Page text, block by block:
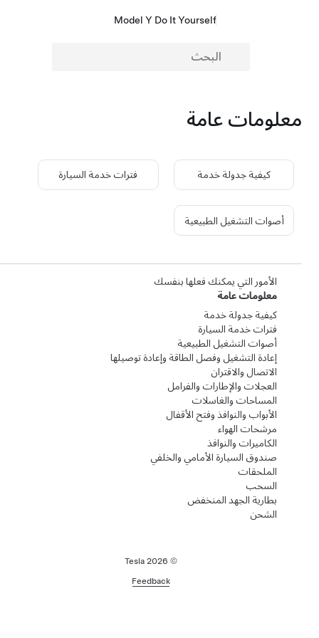
Model Y Do It Yourself
معلومات عامة
كيفية جدولة خدمة فترات خدمة السيارة
أصوات التشغيل الطبيعية
الأمور التي يمكنك فعلها بنفسك
معلومات عامة
كيفية جدولة خدمة
فترات خدمة السيارة
أصوات التشغيل الطبيعية
إعادة التشغيل وفصل الطاقة وإعادة توصيلها
الاتصال والاقتران
العجلات والإطارات والفرامل
المساحات والغاسلات
الأبواب والنوافذ وفتح الأقفال
مرشحات الهواء
الكاميرات والنوافذ
صندوق السيارة الأمامي والخلفي
الملحقات
السحب
بطارية الجهد المنخفض
الشحن
2026
Feedback